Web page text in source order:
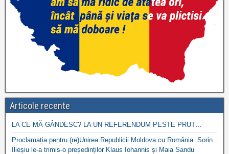
Articole recente
LA CE MĂ GÂNDESC? LA UN REFERENDUM PESTE PRUT…
Proclamația pentru (re)Unirea Republicii Moldova cu România. Sorin
Ilieșiu le-a trimis-o președinților Klaus Iohannis și Maia Sandu